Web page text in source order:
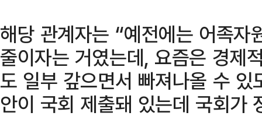
해당 관계자는 “예전에는 어족
줄이자는 거였는데, 요즘은 경제
도 일부 갚으면서 빠져나올 수
안이 국회 제출돼 있는데 국회가